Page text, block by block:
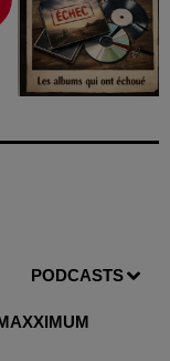
PODCASTS